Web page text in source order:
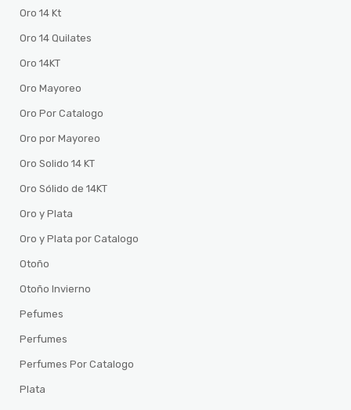
Oro 14 Kt
Oro 14 Quilates
Oro 14KT
Oro Mayoreo
Oro Por Catalogo
Oro por Mayoreo
Oro Solido 14 KT
Oro Sólido de 14KT
Oro y Plata
Oro y Plata por Catalogo
Otoño
Otoño Invierno
Pefumes
Perfumes
Perfumes Por Catalogo
Plata